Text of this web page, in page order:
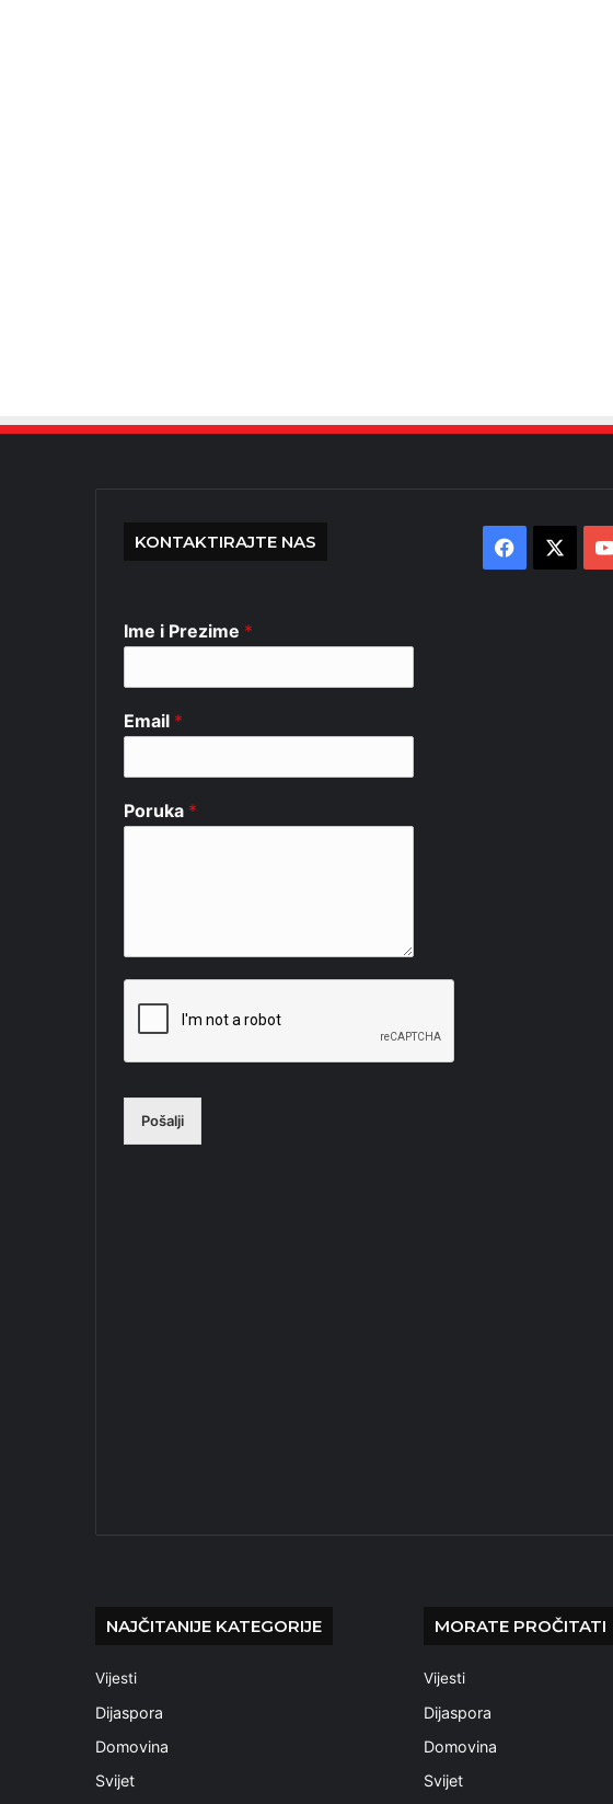
KONTAKTIRAJTE NAS
Ime i Prezime *
Email *
Poruka *
Pošalji
Facebook
NAJČITANIJE KATEGORIJE
Vijesti
Dijaspora
Domovina
Svijet
MORATE PROČITATI
Vijesti
Dijaspora
Domovina
Svijet